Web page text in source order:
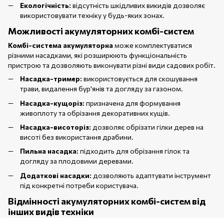
Екологічність: відсутність шкідливих викидів дозволяє
використовувати техніку у будь-яких зонах.
Можливості акумуляторних комбі-систем
Комбі-система акумуляторнаможе комплектуватися
різними насадками, які розширюють функціональність
пристрою та дозволяють виконувати різні види садових робіт.
Насадка-тример: використовується для скошування
трави, видалення бур'янів та догляду за газоном.
Насадка-кущоріз: призначена для формування
живоплоту та обрізання декоративних кущів.
Насадка-висоторіз: дозволяє обрізати гілки дерев на
висоті без використання драбини.
Пильна насадка: підходить для обрізання гілок та
догляду за плодовими деревами.
Додаткові насадки: дозволяють адаптувати інструмент
під конкретні потреби користувача.
Відмінності акумуляторних комбі-систем від
інших видів техніки